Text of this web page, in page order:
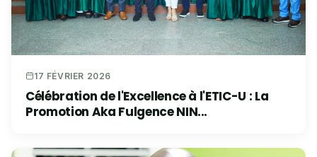
17 FÉVRIER 2026
Célébration de l'Excellence à l'ETIC-U : La
Promotion Aka Fulgence NIN...